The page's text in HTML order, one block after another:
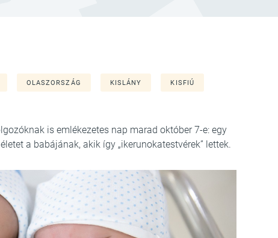
OLASZORSZÁG KISLÁNY KISFIÚ
is emlékezetes nap marad október 7-e: egy
a babájának, akik így „ikerunokatestvérek” lettek.